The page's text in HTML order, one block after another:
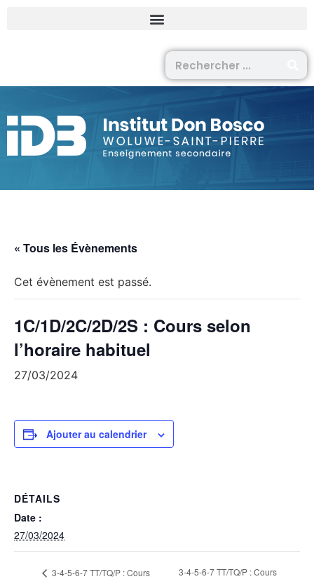
« Tous les Évènements
Cet évènement est passé.
1C/1D/2C/2D/2S : Cours selon
l’horaire habituel
27/03/2024
Ajouter au calendrier
DÉTAILS
Date :
27/03/2024
3-4-5-6-7 TT/TQ/P : Cours
3-4-5-6-7 TT/TQ/P : Cours